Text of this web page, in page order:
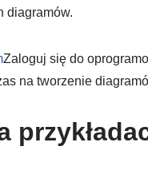
diagramów.
Zaloguj się do
na tworzenie